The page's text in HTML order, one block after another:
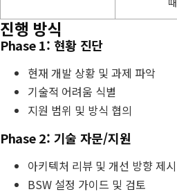
진행 방식
Phase 1: 현황 진단
현재 개발 상황 및 과제 파악
기술적 어려움 식별
지원 범위 및 방식 협의
Phase 2: 기술 자문/지원
아키텍처 리뷰 및 개선 방향 제시
BSW 설정 가이드 및 검토